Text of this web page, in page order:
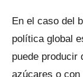
En el caso del
política global
puede producir
azúcares o con